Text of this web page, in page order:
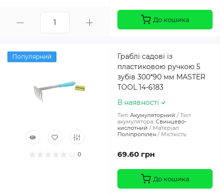
До кошика
Популярний
0
Граблі садові із
пластиковою ручкою 5
зубів 300*90 мм MASTER
TOOL 14-6183
В наявності
Тип: Акумуляторний
Тип
акумулятора: Свинцево-
кислотний
Матеріал:
Поліпропілен
Місткість:
69.60 грн
До кошика